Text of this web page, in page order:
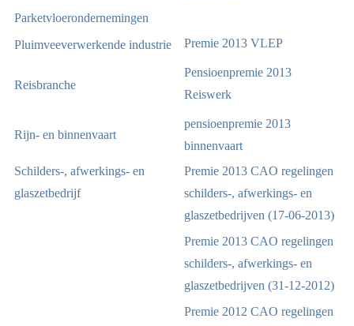
Parketvloerondernemingen
Pluimveeverwerkende industrie
Premie 2013 VLEP
Reisbranche
Pensioenpremie 2013
Reiswerk
Rijn- en binnenvaart
pensioenpremie 2013
binnenvaart
Schilders-, afwerkings- en
glaszetbedrijf
Premie 2013 CAO regelingen
schilders-, afwerkings- en
glaszetbedrijven (17-06-2013)
Premie 2013 CAO regelingen
schilders-, afwerkings- en
glaszetbedrijven (31-12-2012)
Premie 2012 CAO regelingen